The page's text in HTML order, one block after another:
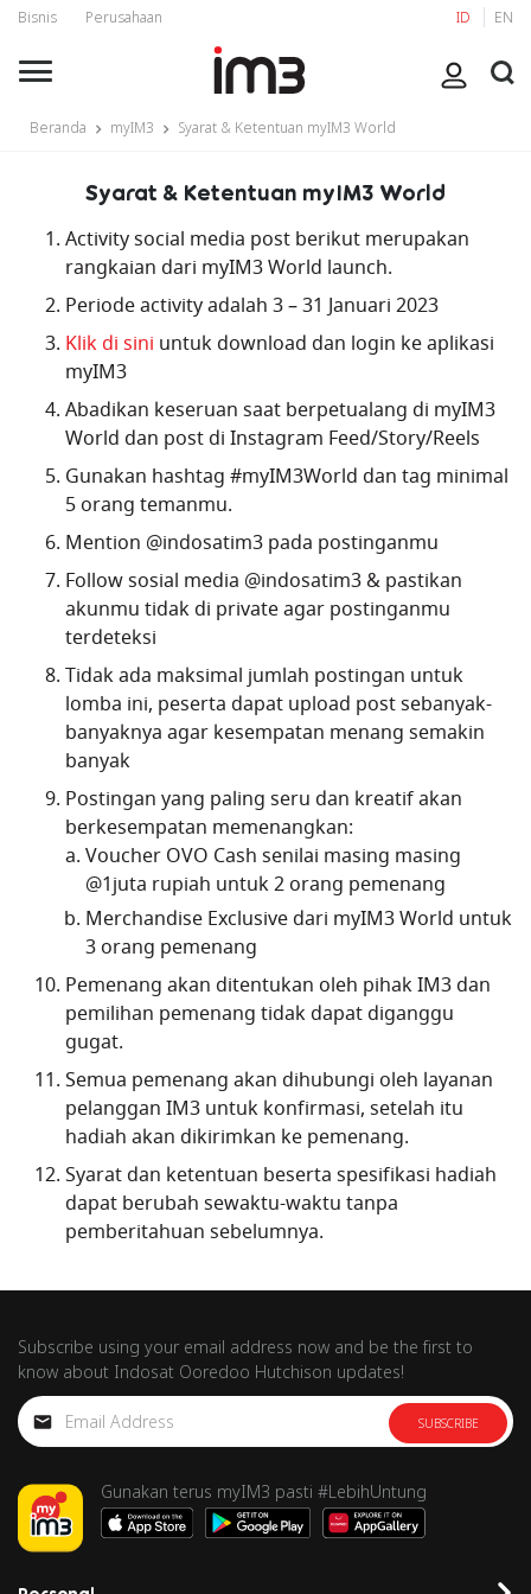
Bisnis Perusahaan ID EN
Beranda myIM3 Syarat & Ketentuan myIM3 World
Syarat & Ketentuan myIM3 World
Activity social media post berikut merupakan
rangkaian dari myIM3 World launch.
Periode activity adalah 3 – 31 Januari 2023
Klik di sini untuk download dan login ke aplikasi
myIM3
Abadikan keseruan saat berpetualang di myIM3
World dan post di Instagram Feed/Story/Reels
Gunakan hashtag #myIM3World dan tag minimal
5 orang temanmu.
Mention @indosatim3 pada postinganmu
Follow sosial media @indosatim3 & pastikan
akunmu tidak di private agar postinganmu
terdeteksi
Tidak ada maksimal jumlah postingan untuk
lomba ini, peserta dapat upload post sebanyak-
banyaknya agar kesempatan menang semakin
banyak
Postingan yang paling seru dan kreatif akan
berkesempatan memenangkan:
Voucher OVO Cash senilai masing masing
@1juta rupiah untuk 2 orang pemenang
Merchandise Exclusive dari myIM3 World untuk
3 orang pemenang
Pemenang akan ditentukan oleh pihak IM3 dan
pemilihan pemenang tidak dapat diganggu
gugat.
Semua pemenang akan dihubungi oleh layanan
pelanggan IM3 untuk konfirmasi, setelah itu
hadiah akan dikirimkan ke pemenang.
Syarat dan ketentuan beserta spesifikasi hadiah
dapat berubah sewaktu-waktu tanpa
pemberitahuan sebelumnya.
Subscribe using your email address now and be the first to
know about Indosat Ooredoo Hutchison updates!
SUBSCRIBE
Gunakan terus myIM3 pasti #LebihUntung